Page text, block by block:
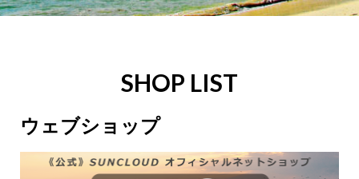
SHOP LIST
ウェブショップ